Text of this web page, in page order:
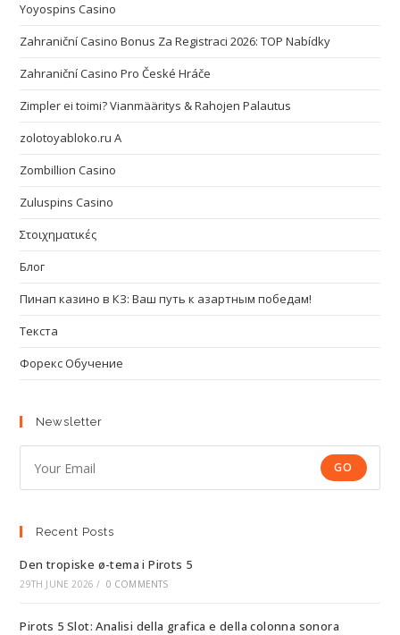
Yoyospins Casino
Zahraniční Casino Bonus Za Registraci 2026: TOP Nabídky
Zahraniční Casino Pro České Hráče
Zimpler ei toimi? Vianmääritys & Rahojen Palautus
zolotoyabloko.ru A
Zombillion Casino
Zuluspins Casino
Στοιχηματικές
Блог
Пинап казино в КЗ: Ваш путь к азартным победам!
Текста
Форекс Обучение
Newsletter
GO
Recent Posts
Den tropiske ø-tema i Pirots 5
29TH JUNE 2026 / 0 COMMENTS
Pirots 5 Slot: Analisi della grafica e della colonna sonora